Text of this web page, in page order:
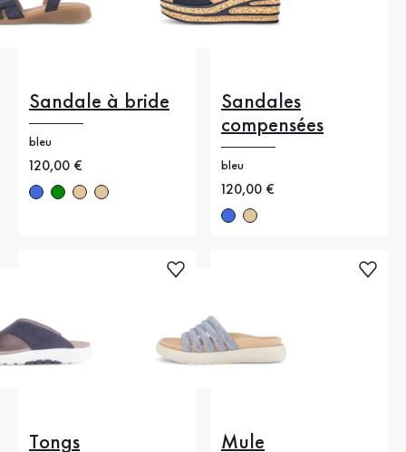
Sandale à bride
bleu
Nouveau prix
120,00 €
Sandales
compensées
bleu
Nouveau prix
120,00 €
Tongs Mule